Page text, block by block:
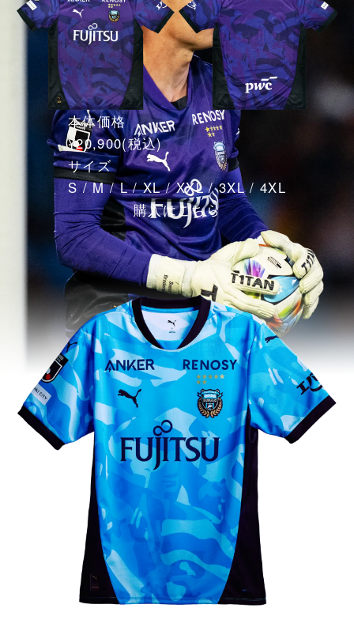
本体価格
¥20,900(税込)
サイズ
S / M / L / XL / XXL / 3XL / 4XL
購入はこちら